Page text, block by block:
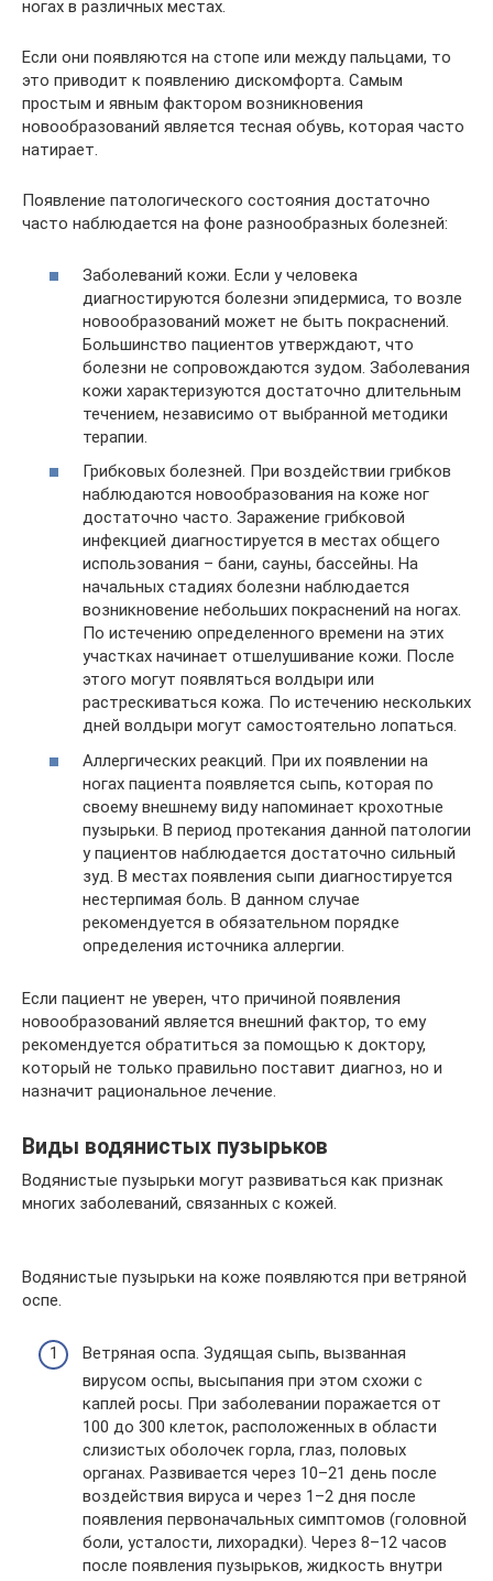
ногах в различных местах.
Если они появляются на стопе или между пальцами, то
это приводит к появлению дискомфорта. Самым
простым и явным фактором возникновения
новообразований является тесная обувь, которая часто
натирает.
Появление патологического состояния достаточно
часто наблюдается на фоне разнообразных болезней:
Заболеваний кожи. Если у человека
диагностируются болезни эпидермиса, то возле
новообразований может не быть покраснений.
Большинство пациентов утверждают, что
болезни не сопровождаются зудом. Заболевания
кожи характеризуются достаточно длительным
течением, независимо от выбранной методики
терапии.
Грибковых болезней. При воздействии грибков
наблюдаются новообразования на коже ног
достаточно часто. Заражение грибковой
инфекцией диагностируется в местах общего
использования – бани, сауны, бассейны. На
начальных стадиях болезни наблюдается
возникновение небольших покраснений на ногах.
По истечению определенного времени на этих
участках начинает отшелушивание кожи. После
этого могут появляться волдыри или
растрескиваться кожа. По истечению нескольких
дней волдыри могут самостоятельно лопаться.
Аллергических реакций. При их появлении на
ногах пациента появляется сыпь, которая по
своему внешнему виду напоминает крохотные
пузырьки. В период протекания данной патологии
у пациентов наблюдается достаточно сильный
зуд. В местах появления сыпи диагностируется
нестерпимая боль. В данном случае
рекомендуется в обязательном порядке
определения источника аллергии.
Если пациент не уверен, что причиной появления
новообразований является внешний фактор, то ему
рекомендуется обратиться за помощью к доктору,
который не только правильно поставит диагноз, но и
назначит рациональное лечение.
Виды водянистых пузырьков
Водянистые пузырьки могут развиваться как признак
многих заболеваний, связанных с кожей.
Водянистые пузырьки на коже появляются при ветряной
оспе.
Ветряная оспа. Зудящая сыпь, вызванная
вирусом оспы, высыпания при этом схожи с
каплей росы. При заболевании поражается от
100 до 300 клеток, расположенных в области
слизистых оболочек горла, глаз, половых
органах. Развивается через 10–21 день после
воздействия вируса и через 1–2 дня после
появления первоначальных симптомов (головной
боли, усталости, лихорадки). Через 8–12 часов
после появления пузырьков, жидкость внутри